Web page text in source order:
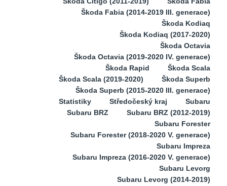
Škoda Fabia (2014-2019 III. generace)
Škoda Kodiaq
Škoda Kodiaq (2017-2020)
Škoda Octavia
Škoda Octavia (2019-2020 IV. generace)
Škoda Rapid
Škoda Scala
Škoda Scala (2019-2020)
Škoda Superb
Škoda Superb (2015-2020 III. generace)
Statistiky
Středočeský kraj
Subaru
Subaru BRZ
Subaru BRZ (2012-2019)
Subaru Forester
Subaru Forester (2018-2020 V. generace)
Subaru Impreza
Subaru Impreza (2016-2020 V. generace)
Subaru Levorg
Subaru Levorg (2014-2019)